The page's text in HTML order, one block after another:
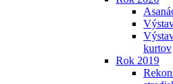
kurtov
Rok 2019